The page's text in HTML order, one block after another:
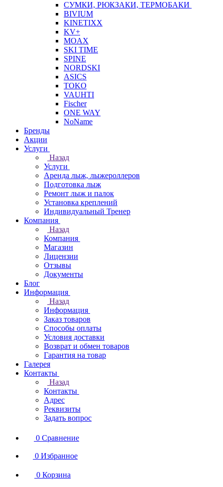
СУМКИ, РЮКЗАКИ, ТЕРМОБАКИ
BIVIUM
KINETIXX
KV+
MOAX
SKI TIME
SPINE
NORDSKI
ASICS
TOKO
VAUHTI
Fischer
ONE WAY
NoName
Бренды
Акции
Услуги
Назад
Услуги
Аренда лыж, лыжероллеров
Подготовка лыж
Ремонт лыж и палок
Установка креплений
Индивидуальный Тренер
Компания
Назад
Компания
Магазин
Лицензии
Отзывы
Документы
Блог
Информация
Назад
Информация
Заказ товаров
Способы оплаты
Условия доставки
Возврат и обмен товаров
Гарантия на товар
Галерея
Контакты
Назад
Контакты
Адрес
Реквизиты
Задать вопрос
0 Сравнение
0 Избранное
0 Корзина